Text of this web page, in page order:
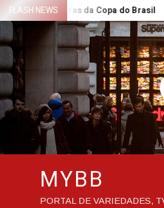
Skip
to
content
FLASH NEWS
às quartas da Copa do Brasil
MYBB
PORTAL DE VARIEDADES,